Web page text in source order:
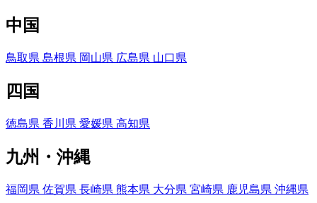
中国
鳥取県 島根県 岡山県 広島県 山口県
四国
徳島県 香川県 愛媛県 高知県
九州・沖縄
福岡県 佐賀県 長崎県 熊本県 大分県 宮崎県 鹿児島県 沖縄県